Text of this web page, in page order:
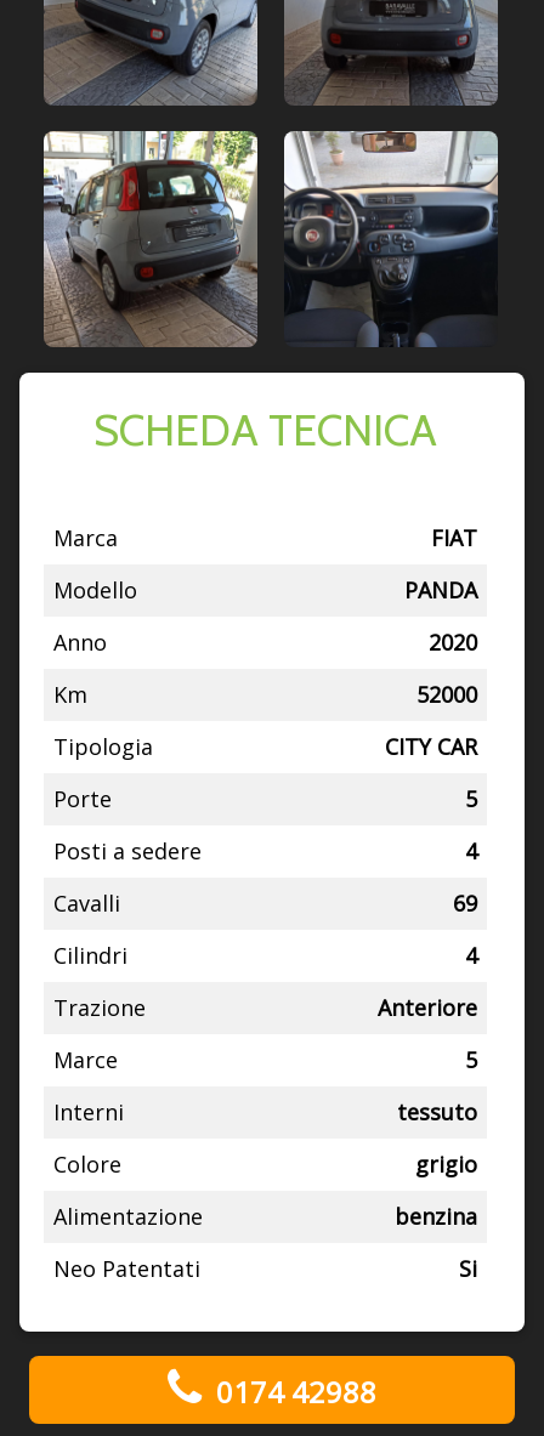
SCHEDA TECNICA
Marca
FIAT
Modello
PANDA
Anno
2020
Km
52000
Tipologia
CITY CAR
Porte
5
Posti a sedere
4
Cavalli
69
Cilindri
4
Trazione
Anteriore
Marce
5
Interni
tessuto
Colore
grigio
Alimentazione
benzina
Neo Patentati
Si
0174 42988